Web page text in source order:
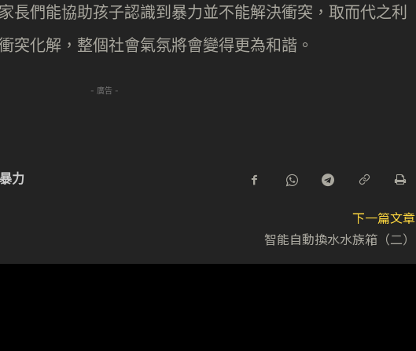
長們能協助孩子認識到暴力並不能解決衝突，取而代之利
突化解，整個社會氣氛將會變得更為和諧。
- 廣告 -
力
下一篇文章
智能自動換水水族箱（二）